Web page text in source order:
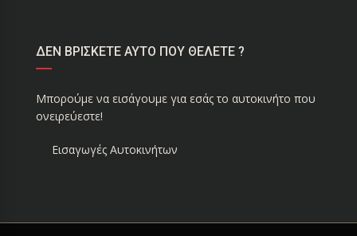
ΔΕΝ ΒΡΙΣΚΕΤΕ ΑΥΤΟ ΠΟΥ ΘΕΛΕΤΕ ?
Μπορούμε να εισάγουμε για εσάς το αυτοκινήτο που
ονειρεύεστε!
Εισαγωγές Αυτοκινήτων